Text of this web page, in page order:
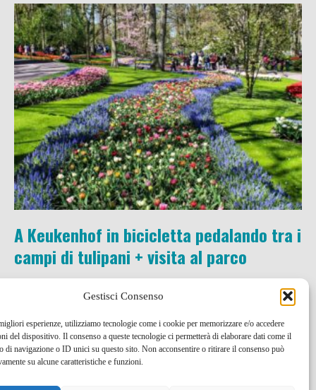
Gestisci Consenso
esperienze, utilizziamo tecnologie come i cookie per memorizzare e/o accedere
del dispositivo. Il consenso a queste tecnologie ci permetterà di elaborare dati come il
di navigazione o ID unici su questo sito. Non acconsentire o ritirare il consenso può
su alcune caratteristiche e funzioni.
A Keukenhof in bicicletta pedalando tra i
campi di tulipani + visita al parco